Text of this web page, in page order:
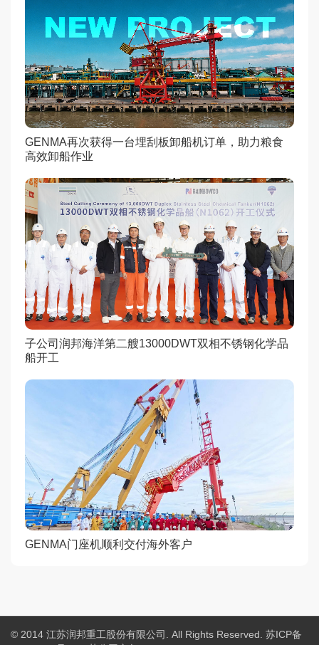
GENMA再次获得一台埋刮板卸船机订单，助力粮食
高效卸船作业
子公司润邦海洋第二艘13000DWT双相不锈钢化学品
船开工
GENMA门座机顺利交付海外客户
© 2014 江苏润邦重工股份有限公司. All Rights Reserved. 苏ICP备